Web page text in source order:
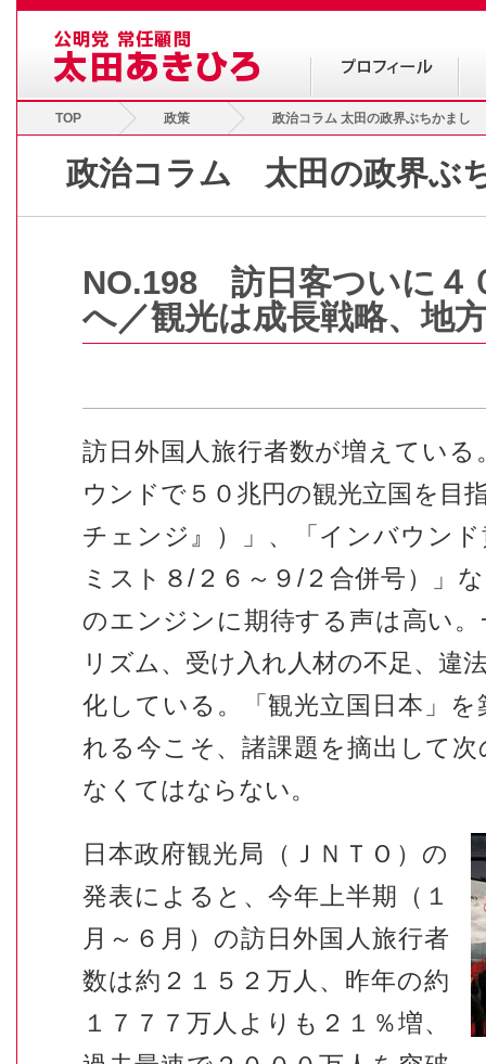
TOP 政策 政治コラム 太田の政界ぶちかまし
政治コラム 太田の政界ぶ
NO.198 訪日客ついに４
へ／観光は成長戦略、地
訪日外国人旅行者数が増えてい
ウンドで５０兆円の観光立国を目
チェンジ』）」、「インバウン
ミスト８/２６～９ /２合併号）」
のエンジンに期待する声は高い
リズム、受け入れ人材の不足、違
化している。「観光立国日本」
れる今こそ、諸課題を摘出して
なくてはならない。
日本政府観光局（ＪＮＴＯ）の
発表によると、今年上半期（１
月～６月）の訪日外国人旅行者
数は約２１５２万人、昨年の約
１７７７万人よりも２１％増、